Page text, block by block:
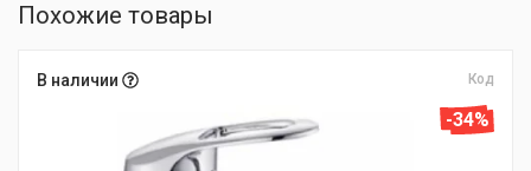
Похожие товары
В наличии Код
-34%